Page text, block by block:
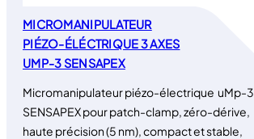
MICROMANIPULATEUR
PIÉZO-ÉLÉCTRIQUE 3 AXES
UMP-3 SENSAPEX
Micromanipulateur piézo-électrique uMp-3
SENSAPEX pour patch-clamp, zéro-dérive,
haute précision (5 nm), compact et stable,